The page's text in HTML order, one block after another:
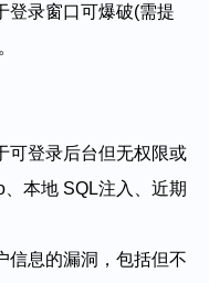
登录窗口可爆破(需提
可登录后台但无权限或
本地 SQL注入、近期
信息的漏洞，包括但不